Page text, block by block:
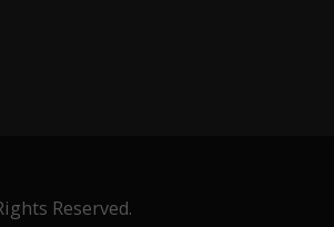
Reserved.